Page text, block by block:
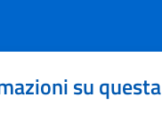
su questa